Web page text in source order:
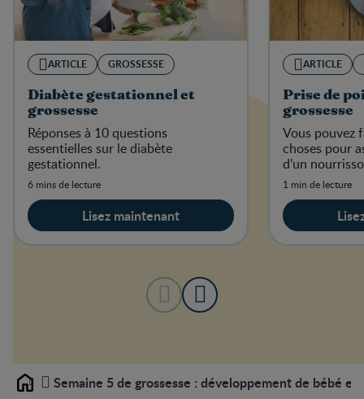
ARTICLE GROSSESSE
Diabète gestationnel et
grossesse
Réponses à 10 questions
essentielles sur le diabète
gestationnel.
6 mins de lecture
Lisez maintenant
ARTICLE
Prise de
grossesse
Vous pouvez
choses pour
d’un
1 min de lecture
Home Semaine 5 de grossesse : développement de bébé